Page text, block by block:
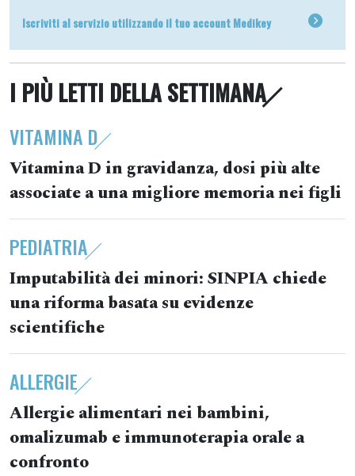
Iscriviti al servizio utilizzando il tuo account Medikey
I PIÙ LETTI DELLA SETTIMANA
VITAMINA D
Vitamina D in gravidanza, dosi più alte
associate a una migliore memoria nei figli
PEDIATRIA
Imputabilità dei minori: SINPIA chiede
una riforma basata su evidenze
scientifiche
ALLERGIE
Allergie alimentari nei bambini,
omalizumab e immunoterapia orale a
confronto